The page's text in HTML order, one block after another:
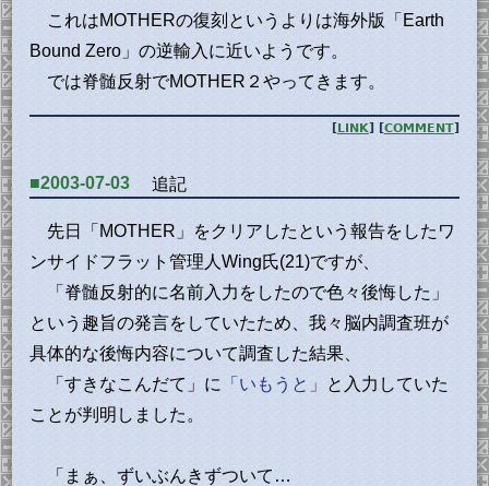
これはMOTHERの復刻というよりは海外版「Earth
Bound Zero」の逆輸入に近いようです。
では脊髄反射でMOTHER２やってきます。
[LINK] [COMMENT]
■2003-07-03 追記
先日「MOTHER」をクリアしたという報告をしたワ
ンサイドフラット管理人Wing氏(21)ですが、
「脊髄反射的に名前入力をしたので色々後悔した」
という趣旨の発言をしていたため、我々脳内調査班が
具体的な後悔内容について調査した結果、
「すきなこんだて」に
「いもうと」
と入力していた
ことが判明しました。
「まぁ、ずいぶんきずついて…